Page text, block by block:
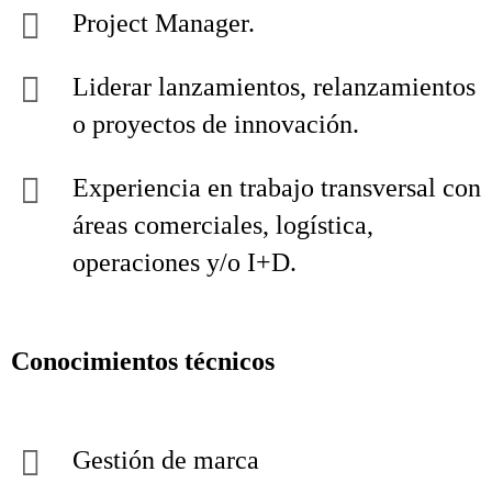
Project Manager.
Liderar lanzamientos, relanzamientos
o proyectos de innovación.
Experiencia en trabajo transversal con
áreas comerciales, logística,
operaciones y/o I+D.
Conocimientos técnicos
Gestión de marca